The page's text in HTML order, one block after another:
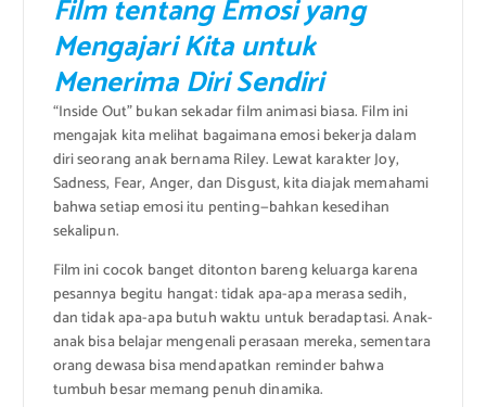
Film tentang Emosi yang
Mengajari Kita untuk
Menerima Diri Sendiri
“Inside Out” bukan sekadar film animasi biasa. Film ini
mengajak kita melihat bagaimana emosi bekerja dalam
diri seorang anak bernama Riley. Lewat karakter Joy,
Sadness, Fear, Anger, dan Disgust, kita diajak memahami
bahwa setiap emosi itu penting—bahkan kesedihan
sekalipun.
Film ini cocok banget ditonton bareng keluarga karena
pesannya begitu hangat: tidak apa-apa merasa sedih,
dan tidak apa-apa butuh waktu untuk beradaptasi. Anak-
anak bisa belajar mengenali perasaan mereka, sementara
orang dewasa bisa mendapatkan reminder bahwa
tumbuh besar memang penuh dinamika.